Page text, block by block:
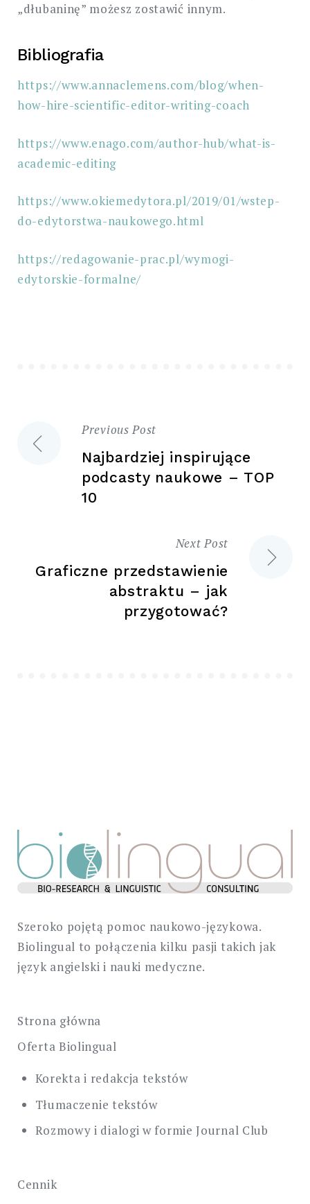
„dłubaninę” możesz zostawić innym.
Bibliografia
https://www.annaclemens.com/blog/when-
how-hire-scientific-editor-writing-coach
https://www.enago.com/author-hub/what-is-
academic-editing
https://www.okiemedytora.pl/2019/01/wstep-
do-edytorstwa-naukowego.html
https://redagowanie-prac.pl/wymogi-
edytorskie-formalne/
Nawigacja
wpisu
Previous Post
Najbardziej inspirujące
podcasty naukowe – TOP
10
Next Post
Graficzne przedstawienie
abstraktu – jak
przygotować?
Szeroko pojętą pomoc naukowo-językowa.
Biolingual to połączenia kilku pasji takich jak
język angielski i nauki medyczne.
Strona główna
Oferta Biolingual
Korekta i redakcja tekstów
Tłumaczenie tekstów
Rozmowy i dialogi w formie Journal Club
Cennik